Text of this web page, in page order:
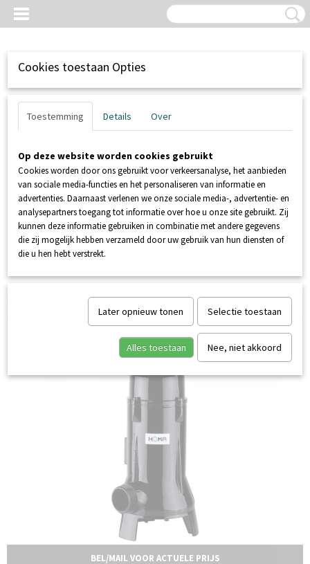
Inloggen Registreren
UW WINKELWAGEN
BEL/MAIL VOOR ACTUELE PRIJS
Cookies toestaan Opties
Toestemming Details Over
Op deze website worden cookies gebruikt
Cookies worden door ons gebruikt voor verkeersanalyse, het aanbieden
van sociale media-functies en het personaliseren van informatie en
advertenties. Daarnaast verlenen we onze sociale media-, advertentie- en
analysepartners toegang tot informatie over hoe u onze site gebruikt. Zij
kunnen deze informatie gebruiken in combinatie met andere gegevens
die zij mogelijk hebben verzameld door uw gebruik van hun diensten of
die u hen hebt verstrekt.
Later opnieuw tonen Selectie toestaan
Alles toestaan Nee, niet akkoord